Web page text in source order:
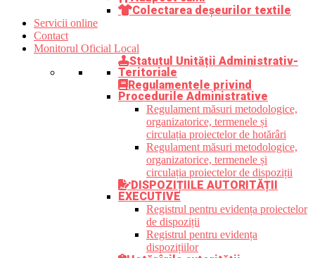
Colectarea deșeurilor textile
Servicii online
Contact
Monitorul Oficial Local
Statutul Unității Administrativ-
Teritoriale
Regulamentele privind
Procedurile Administrative
Regulament măsuri metodologice,
organizatorice, termenele și
circulația proiectelor de hotărâri
Regulament măsuri metodologice,
organizatorice, termenele și
circulația proiectelor de dispoziții
DISPOZIȚIILE AUTORITĂȚII
EXECUTIVE
Registrul pentru evidența proiectelor
de dispoziții
Registrul pentru evidența
dispozițiilor